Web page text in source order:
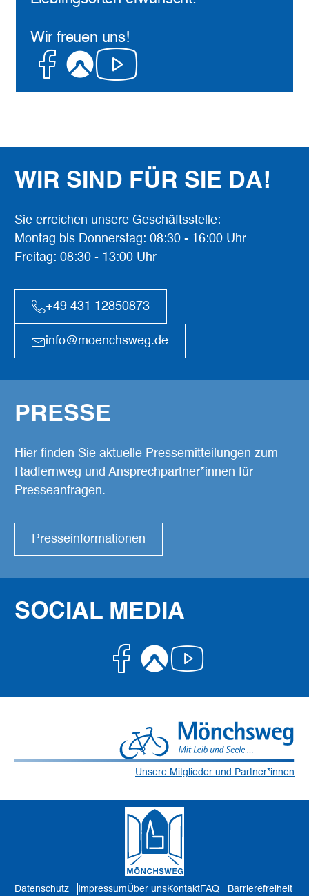
Wir freuen uns!
Facebook
KomootYoutube
WIR SIND FÜR SIE DA!
Sie erreichen unsere Geschäftsstelle:
Montag bis Donnerstag: 08:30 - 16:00 Uhr
Freitag: 08:30 - 13:00 Uhr
+49 431 12850873
info@moenchsweg.de
PRESSE
Hier finden Sie aktuelle Pressemitteilungen zum
Radfernweg und Ansprechpartner*innen für
Presseanfragen.
Presseinformationen
SOCIAL MEDIA
Facebook
Komoot
Youtube
Unsere Mitglieder und Partner*innen
Datenschutz ImpressumÜber unsKontaktFAQ
Barrierefreiheit